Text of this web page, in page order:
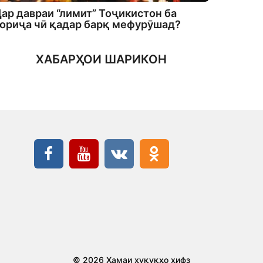
давраи “лимит” Тоҷикистон ба
чӣ қадар барқ мефурӯшад?
ХАБАРҲОИ ШАРИКОН
© 2026 Ҳамаи ҳуқуқҳо ҳифз